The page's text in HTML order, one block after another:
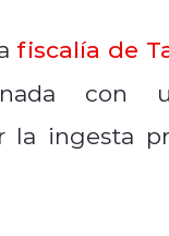
fiscalía de
con
la ingesta